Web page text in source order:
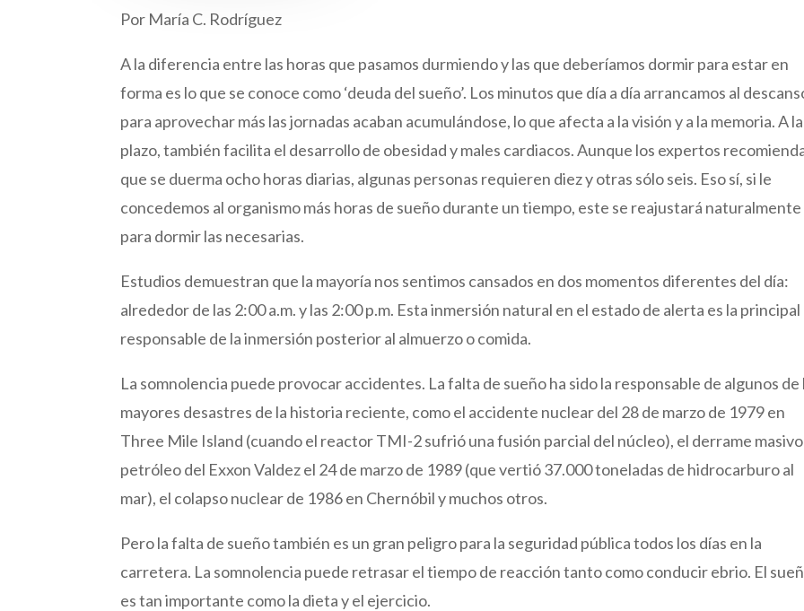
Por María C. Rodríguez
A la diferencia entre las horas que pasamos durmiendo y las que deberíamos dormir para estar en
forma es lo que se conoce como ‘deuda del sueño’. Los minutos que día a día arrancamos al
para aprovechar más las jornadas acaban acumulándose, lo que afecta a la visión y a la memoria. A
plazo, también facilita el desarrollo de obesidad y males cardiacos. Aunque los expertos
que se duerma ocho horas diarias, algunas personas requieren diez y otras sólo seis. Eso sí, si le
concedemos al organismo más horas de sueño durante un tiempo, este se reajustará naturalmente
para dormir las necesarias.
Estudios demuestran que la mayoría nos sentimos cansados ​​en dos momentos diferentes del día:
alrededor de las 2:00 a.m. y las 2:00 p.m. Esta inmersión natural en el estado de alerta es la principal
responsable de la inmersión posterior al almuerzo o comida.
La somnolencia puede provocar accidentes. La falta de sueño ha sido la responsable de algunos de
mayores desastres de la historia reciente, como el accidente nuclear del 28 de marzo de 1979 en
Three Mile Island (cuando el reactor TMI-2 sufrió una fusión parcial del núcleo), el derrame
petróleo del Exxon Valdez el 24 de marzo de 1989 (que vertió 37.000 toneladas de hidrocarburo al
mar), el colapso nuclear de 1986 en Chernóbil y muchos otros.
Pero la falta de sueño también es un gran peligro para la seguridad pública todos los días en la
carretera. La somnolencia puede retrasar el tiempo de reacción tanto como conducir ebrio. El
es tan importante como la dieta y el ejercicio.